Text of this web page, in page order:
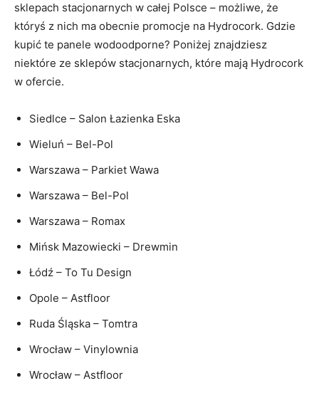
sklepach stacjonarnych w całej Polsce – możliwe, że
któryś z nich ma obecnie promocje na Hydrocork. Gdzie
kupić te panele wodoodporne? Poniżej znajdziesz
niektóre ze sklepów stacjonarnych, które mają Hydrocork
w ofercie.
Siedlce – Salon Łazienka Eska
Wieluń – Bel-Pol
Warszawa – Parkiet Wawa
Warszawa – Bel-Pol
Warszawa – Romax
Mińsk Mazowiecki – Drewmin
Łódź – To Tu Design
Opole – Astfloor
Ruda Śląska – Tomtra
Wrocław – Vinylownia
Wrocław – Astfloor